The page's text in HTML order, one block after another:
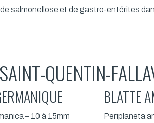
salmonellose et de gastro-entérites
QUENTIN-
– 10 à 15mm
BLATTE
Periplaneta